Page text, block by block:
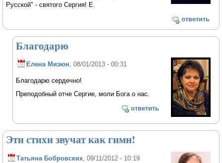
Русской" - святого Сергия! Е.
ответить
Благодарю
Елена Мизюн, 08/01/2013 - 00:31
Благодарю сердечно!
Преподобный отче Сергие, моли Бога о нас.
ответить
Эти стихи звучат как гимн!
Татьяна Бобровских, 09/11/2012 - 10:19